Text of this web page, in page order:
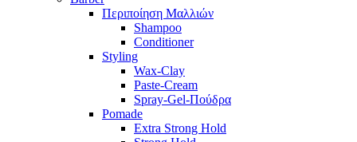
Περιποίηση Μαλλιών
Shampoo
Conditioner
Styling
Wax-Clay
Paste-Cream
Spray-Gel-Πούδρα
Pomade
Extra Strong Hold